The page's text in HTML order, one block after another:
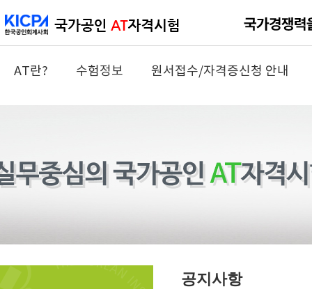
AT란? 수험정보 원서접수/자격증신청 안내
공지사항